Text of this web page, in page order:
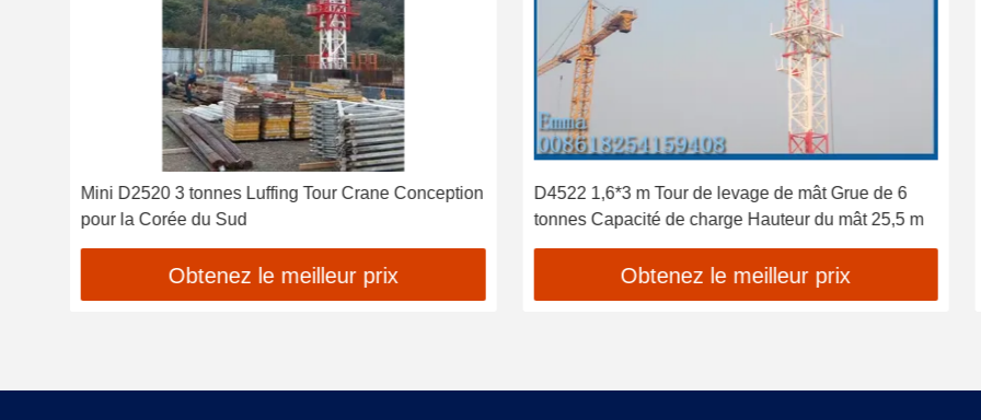
Mini D2520 3 tonnes Luffing Tour Crane Conception
pour la Corée du Sud
Obtenez le meilleur prix
D4522 1,6*3 m Tour de levage de mât Grue de 6
tonnes Capacité de charge Hauteur du mât 25,5 m
Obtenez le meilleur prix